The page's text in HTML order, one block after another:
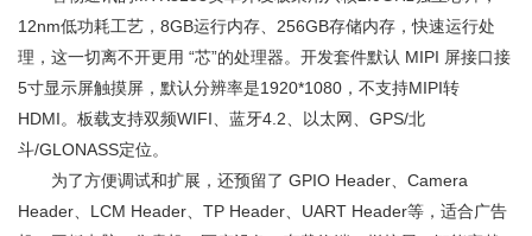
12nm低功耗工艺，8GB运行内存、256GB存储内存，快速运行处
理，这一切离不开更用 “芯”的处理器。开发套件默认 MIPI 屏接口接
5寸显示屏触摸屏，默认分辨率是1920*1080，不支持MIPI转
HDMI。板载支持双频WIFI、蓝牙4.2、以太网、GPS/北
斗/GLONASS定位。
为了方便调试和扩展，还预留了 GPIO Header、Camera
Header、LCM Header、TP Header、UART Header等，适合广告